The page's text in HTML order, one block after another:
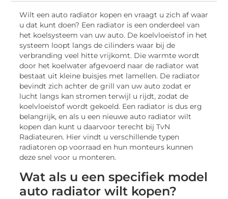
Wilt een auto radiator kopen en vraagt u zich af waar
u dat kunt doen? Een radiator is een onderdeel van
het koelsysteem van uw auto. De koelvloeistof in het
systeem loopt langs de cilinders waar bij de
verbranding veel hitte vrijkomt. Die warmte wordt
door het koelwater afgevoerd naar de radiator wat
bestaat uit kleine buisjes met lamellen. De radiator
bevindt zich achter de grill van uw auto zodat er
lucht langs kan stromen terwijl u rijdt, zodat de
koelvloeistof wordt gekoeld. Een radiator is dus erg
belangrijk, en als u een nieuwe auto radiator wilt
kopen dan kunt u daarvoor terecht bij TvN
Radiateuren. Hier vindt u verschillende typen
radiatoren op voorraad en hun monteurs kunnen
deze snel voor u monteren.
Wat als u een specifiek model
auto radiator wilt kopen?